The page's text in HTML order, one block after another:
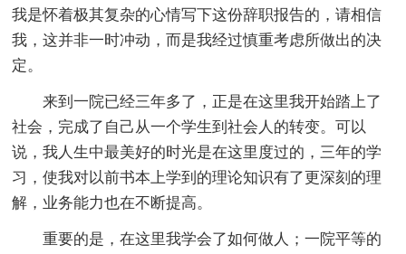
我是怀着极其复杂的心情写下这份辞职报告的，请相信
我，这并非一时冲动，而是我经过慎重考虑所做出的决
定。
来到一院已经三年多了，正是在这里我开始踏上了
社会，完成了自己从一个学生到社会人的转变。可以
说，我人生中最美好的时光是在这里度过的，三年的学
习，使我对以前书本上学到的理论知识有了更深刻的理
解，业务能力也在不断提高。
重要的是，在这里我学会了如何做人；一院平等的